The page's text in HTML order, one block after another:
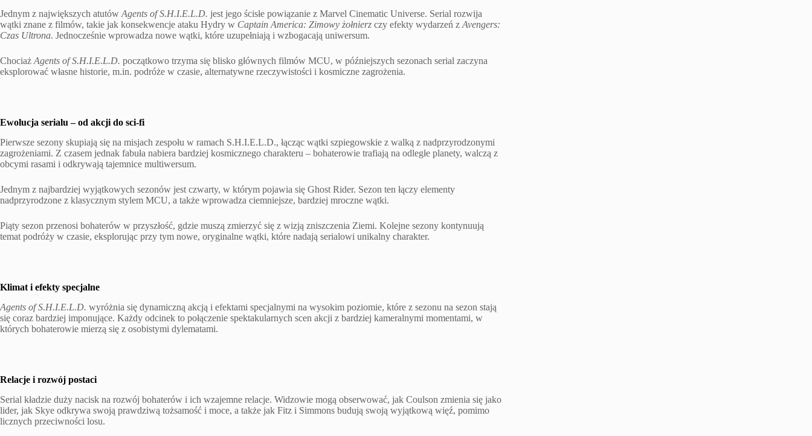
Jednym z największych atutów Agents of S.H.I.E.L.D. jest jego ścisłe powiązanie z Marvel Cinematic Universe. Serial rozwija
wątki znane z filmów, takie jak konsekwencje ataku Hydry w Captain America: Zimowy żołnierz czy efekty wydarzeń z Avengers:
Czas Ultrona. Jednocześnie wprowadza nowe wątki, które uzupełniają i wzbogacają uniwersum.
Chociaż Agents of S.H.I.E.L.D. początkowo trzyma się blisko głównych filmów MCU, w późniejszych sezonach serial zaczyna
eksplorować własne historie, m.in. podróże w czasie, alternatywne rzeczywistości i kosmiczne zagrożenia.
Ewolucja serialu – od akcji do sci-fi
Pierwsze sezony skupiają się na misjach zespołu w ramach S.H.I.E.L.D., łącząc wątki szpiegowskie z walką z nadprzyrodzonymi
zagrożeniami. Z czasem jednak fabuła nabiera bardziej kosmicznego charakteru – bohaterowie trafiają na odległe planety, walczą z
obcymi rasami i odkrywają tajemnice multiwersum.
Jednym z najbardziej wyjątkowych sezonów jest czwarty, w którym pojawia się Ghost Rider. Sezon ten łączy elementy
nadprzyrodzone z klasycznym stylem MCU, a także wprowadza ciemniejsze, bardziej mroczne wątki.
Piąty sezon przenosi bohaterów w przyszłość, gdzie muszą zmierzyć się z wizją zniszczenia Ziemi. Kolejne sezony kontynuują
temat podróży w czasie, eksplorując przy tym nowe, oryginalne wątki, które nadają serialowi unikalny charakter.
Klimat i efekty specjalne
Agents of S.H.I.E.L.D. wyróżnia się dynamiczną akcją i efektami specjalnymi na wysokim poziomie, które z sezonu na sezon stają
się coraz bardziej imponujące. Każdy odcinek to połączenie spektakularnych scen akcji z bardziej kameralnymi momentami, w
których bohaterowie mierzą się z osobistymi dylematami.
Relacje i rozwój postaci
Serial kładzie duży nacisk na rozwój bohaterów i ich wzajemne relacje. Widzowie mogą obserwować, jak Coulson zmienia się jako
lider, jak Skye odkrywa swoją prawdziwą tożsamość i moce, a także jak Fitz i Simmons budują swoją wyjątkową więź, pomimo
licznych przeciwności losu.